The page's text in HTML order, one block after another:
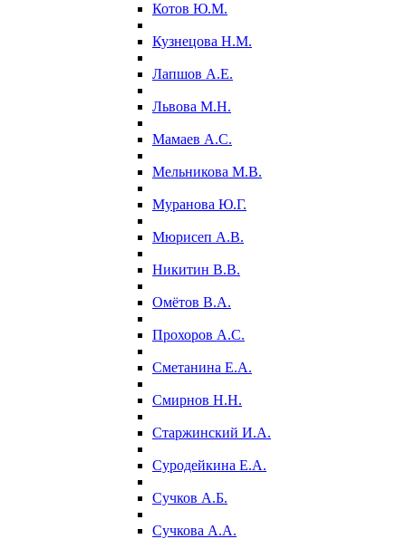
Котов Ю.М.
Кузнецова Н.М.
Лапшов А.Е.
Львова М.Н.
Мамаев А.С.
Мельникова М.В.
Муранова Ю.Г.
Мюрисеп А.В.
Никитин В.В.
Омётов В.А.
Прохоров А.С.
Сметанина Е.А.
Смирнов Н.Н.
Старжинский И.А.
Суродейкина Е.А.
Сучков А.Б.
Сучкова А.А.